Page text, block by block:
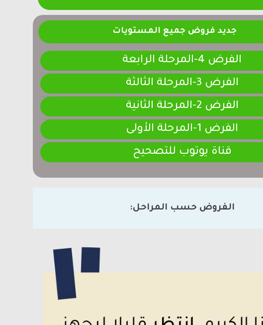
جديد فروض جميع المستويات
الفرض 4-المرحلة الرابعة
الفرض 3-المرحلة الثالثة
الفرض 2-المرحلة الثانية
الفرض 1-المرحلة الأولى
قناة يوتوب للتصحيح
الفروض حسب المراحل: